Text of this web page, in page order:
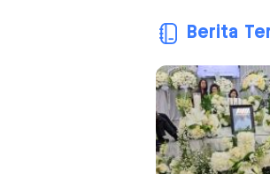
Berita